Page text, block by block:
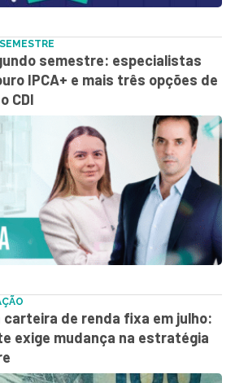
semestre: especialistas
IPCA+ e mais três opções de
CDI
carteira de renda fixa em julho:
exige mudança na estratégia